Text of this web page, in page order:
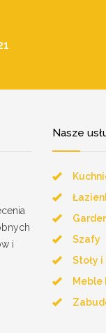
i
Nasze
Szafy
Stoły
Meble